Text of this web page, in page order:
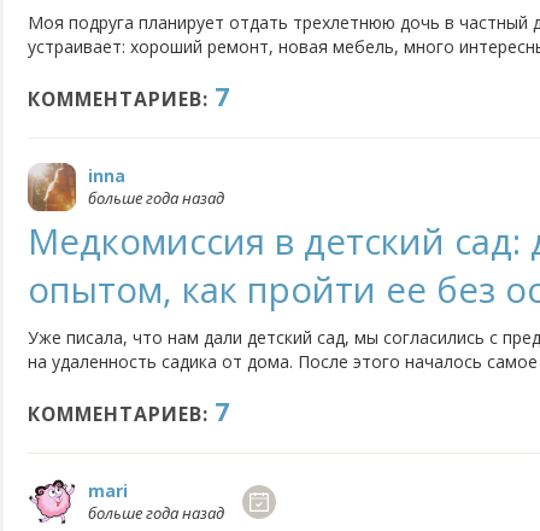
Моя подруга планирует отдать трехлетнюю дочь в частный
устраивает: хороший ремонт, новая мебель, много
обучения. Но вот питание нужно приносить с собой. Т.е.
КОММЕНТАРИЕВ: 7
inna
больше года назад
Медкомиссия в детский сад:
опытом, как пройти ее без
Уже писала, что нам дали детский сад, мы согласились с
на удаленность садика от дома. После этого началось
удалось пройти, внимание, только одного (!) врача - хирурга,
КОММЕНТАРИЕВ: 7
mari
больше года назад